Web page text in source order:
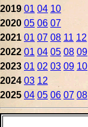
2019 01 04 10
2020 05 06 07
2021 01 07 08 11 12
2022 01 04 05 08 09
2023 01 02 03 09 10
2024 03 12
2025 04 05 06 07 08